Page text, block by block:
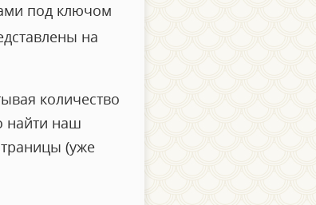
под ключом
на
количество
найти наш
(уже